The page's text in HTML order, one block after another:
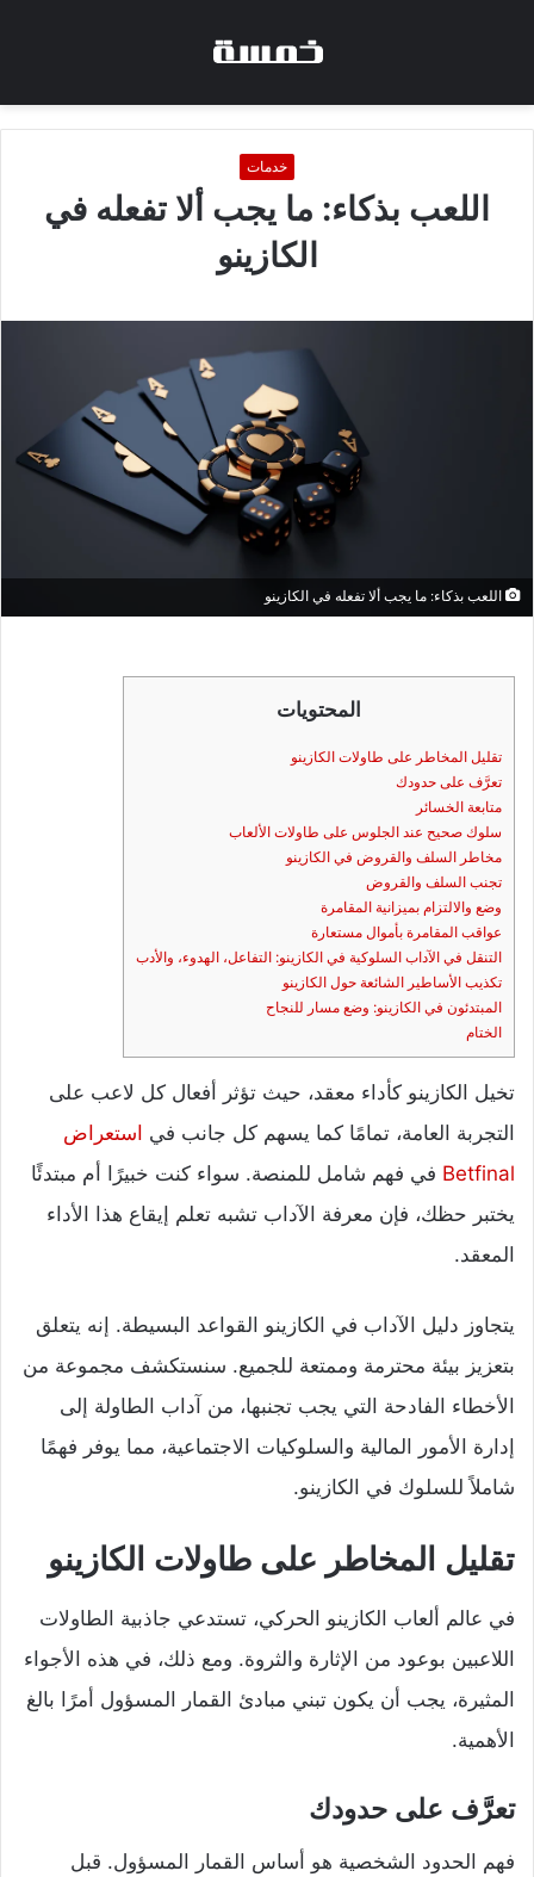
خدمات
اللعب بذكاء: ما يجب ألا تفعله في
الكازينو
اللعب بذكاء: ما يجب ألا تفعله في الكازينو
المحتويات
تقليل المخاطر على طاولات الكازينو
تعرَّف على حدودك
متابعة الخسائر
سلوك صحيح عند الجلوس على طاولات الألعاب
مخاطر السلف والقروض في الكازينو
تجنب السلف والقروض
وضع والالتزام بميزانية المقامرة
عواقب المقامرة بأموال مستعارة
التنقل في الآداب السلوكية في الكازينو: التفاعل، الهدوء، والأدب
تكذيب الأساطير الشائعة حول الكازينو
المبتدئون في الكازينو: وضع مسار للنجاح
الختام
تخيل الكازينو كأداء معقد، حيث تؤثر أفعال كل لاعب على
التجربة العامة، تمامًا كما يسهم كل جانب في استعراض
Betfinal في فهم شامل للمنصة. سواء كنت خبيرًا أم مبتدئًا
يختبر حظك، فإن معرفة الآداب تشبه تعلم إيقاع هذا الأداء
المعقد.
يتجاوز دليل الآداب في الكازينو القواعد البسيطة. إنه يتعلق
بتعزيز بيئة محترمة وممتعة للجميع. سنستكشف مجموعة من
الأخطاء الفادحة التي يجب تجنبها، من آداب الطاولة إلى
إدارة الأمور المالية والسلوكيات الاجتماعية، مما يوفر فهمًا
شاملاً للسلوك في الكازينو.
تقليل المخاطر على طاولات الكازينو
في عالم ألعاب الكازينو الحركي، تستدعي جاذبية الطاولات
اللاعبين بوعود من الإثارة والثروة. ومع ذلك، في هذه الأجواء
المثيرة، يجب أن يكون تبني مبادئ القمار المسؤول أمرًا بالغ
الأهمية.
تعرَّف على حدودك
فهم الحدود الشخصية هو أساس القمار المسؤول. قبل